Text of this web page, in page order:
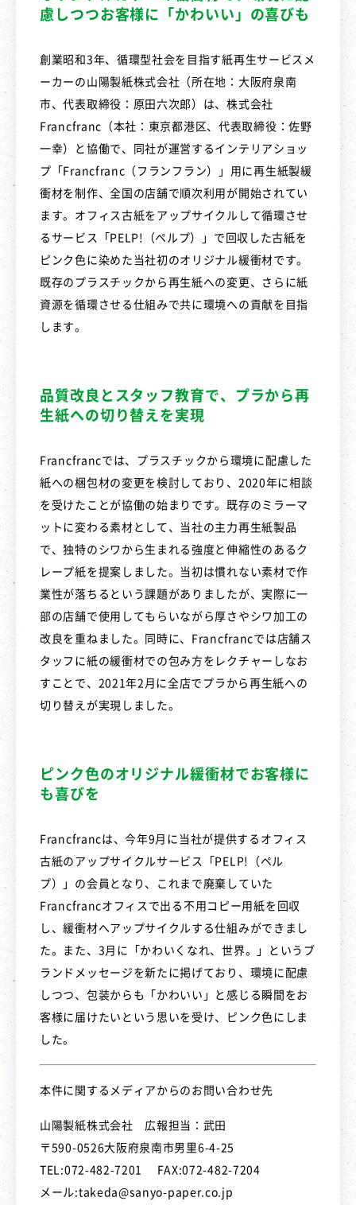
慮しつつお客様に「かわいい」の喜びも
創業昭和3年、循環型社会を目指す紙再生サービスメ
ーカーの山陽製紙株式会社（所在地：大阪府泉南
市、代表取締役：原田六次郎）は、株式会社
Francfranc（本社：東京都港区、代表取締役：佐野
一幸）と協働で、同社が運営するインテリアショッ
プ「Francfranc（フランフラン）」用に再生紙製緩
衝材を制作、全国の店舗で順次利用が開始されてい
ます。オフィス古紙をアップサイクルして循環させ
るサービス「PELP!（ペルプ）」で回収した古紙を
ピンク色に染めた当社初のオリジナル緩衝材です。
既存のプラスチックから再生紙への変更、さらに紙
資源を循環させる仕組みで共に環境への貢献を目指
します。
品質改良とスタッフ教育で、プラから再
生紙への切り替えを実現
Francfrancでは、プラスチックから環境に配慮した
紙への梱包材の変更を検討しており、2020年に相談
を受けたことが協働の始まりです。既存のミラーマ
ットに変わる素材として、当社の主力再生紙製品
で、独特のシワから生まれる強度と伸縮性のあるク
レープ紙を提案しました。当初は慣れない素材で作
業性が落ちるという課題がありましたが、実際に一
部の店舗で使用してもらいながら厚さやシワ加工の
改良を重ねました。同時に、Francfrancでは店舗ス
タッフに紙の緩衝材での包み方をレクチャーしなお
すことで、2021年2月に全店でプラから再生紙への
切り替えが実現しました。
ピンク色のオリジナル緩衝材でお客様に
も喜びを
Francfrancは、今年9月に当社が提供するオフィス
古紙のアップサイクルサービス「PELP!（ペル
プ）」の会員となり、これまで廃棄していた
Francfrancオフィスで出る不用コピー用紙を回収
し、緩衝材へアップサイクルする仕組みができまし
た。また、3月に「かわいくなれ、世界。」というブ
ランドメッセージを新たに掲げており、環境に配慮
しつつ、包装からも「かわいい」と感じる瞬間をお
客様に届けたいという思いを受け、ピンク色にしま
した。
本件に関するメディアからのお問い合わせ先
山陽製紙株式会社 広報担当：武田
〒590-0526大阪府泉南市男里6-4-25
TEL:072-482-7201 FAX:072-482-7204
メール:takeda@sanyo-paper.co.jp